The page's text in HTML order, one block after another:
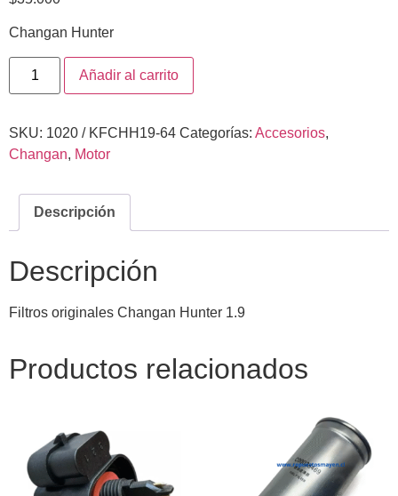
Changan Hunter
Añadir al carrito
SKU: 1020 / KFCHH19-64 Categorías: Accesorios,
Changan, Motor
Descripción
Descripción
Filtros originales Changan Hunter 1.9
Productos relacionados